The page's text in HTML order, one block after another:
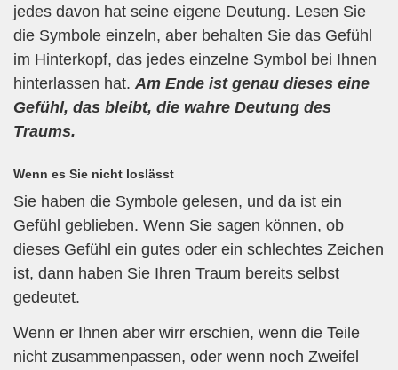
jedes davon hat seine eigene Deutung. Lesen Sie
die Symbole einzeln, aber behalten Sie das Gefühl
im Hinterkopf, das jedes einzelne Symbol bei Ihnen
hinterlassen hat. Am Ende ist genau dieses eine
Gefühl, das bleibt, die wahre Deutung des
Traums.
Wenn es Sie nicht loslässt
Sie haben die Symbole gelesen, und da ist ein
Gefühl geblieben. Wenn Sie sagen können, ob
dieses Gefühl ein gutes oder ein schlechtes Zeichen
ist, dann haben Sie Ihren Traum bereits selbst
gedeutet.
Wenn er Ihnen aber wirr erschien, wenn die Teile
nicht zusammenpassen, oder wenn noch Zweifel